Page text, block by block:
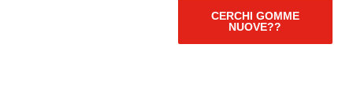
CERCHI GOMME
NUOVE??